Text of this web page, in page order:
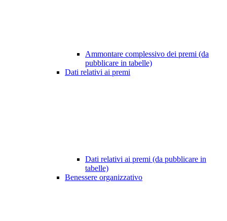
Ammontare complessivo dei premi (da
pubblicare in tabelle)
Dati relativi ai premi
Dati relativi ai premi (da pubblicare in
tabelle)
Benessere organizzativo